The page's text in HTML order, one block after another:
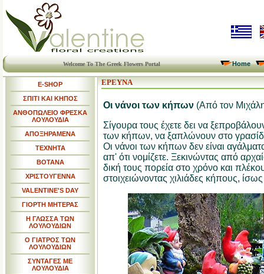
Welcome To The Greek Flowers Portal Home
E-SHOP
ΣΠΙΤΙ ΚΑΙ ΚΗΠΟΣ
ΑΝΘΟΠΩΛΕΙΟ ΦΡΕΣΚΑ
ΛΟΥΛΟΥΔΙΑ
ΑΠΟΞΗΡΑΜΕΝΑ
ΤΕΧΝΗΤΑ
ΒΟΤΑΝΑ
ΧΡΙΣΤΟΥΓΕΝΝΑ
VALENTINE'S DAY
ΓΙΟΡΤΗ ΜΗΤΕΡΑΣ
Η ΓΛΩΣΣΑ ΤΩΝ
ΛΟΥΛΟΥΔΙΩΝ
Ο ΓΙΑΤΡΟΣ ΤΩΝ
ΛΟΥΛΟΥΔΙΩΝ
ΣΥΝΤΑΓΕΣ ΜΕ
ΛΟΥΛΟΥΔΙΑ
ΕΡΕΥΝΑ
Οι νάνοι των κήπων (Από τον
Σίγουρα τους έχετε δει να
των κήπων, να ξαπλώνουν στο
Οι νάνοι των κήπων δεν είναι
απ' ότι νομίζετε. Ξεκινώντας από
δική τους πορεία στο χρόνο και
στοιχειώνοντας χιλιάδες κήπους,